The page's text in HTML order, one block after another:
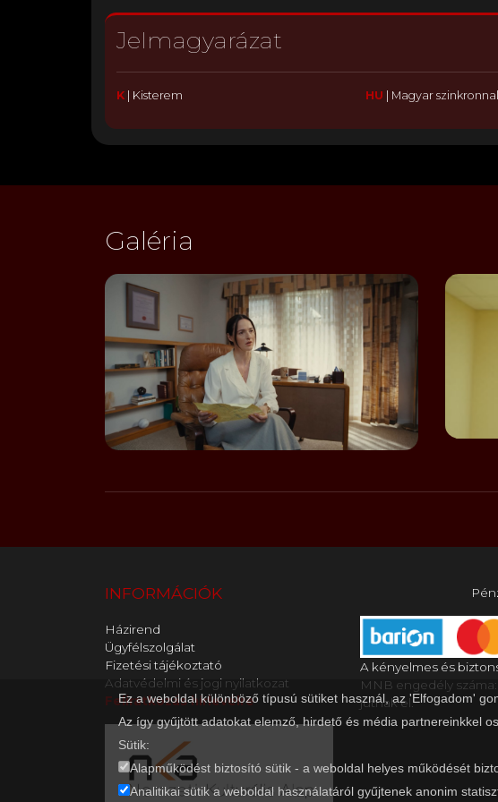
Jelmagyarázat
K| Kisterem HU | Magyar szinkronnal
Galéria
Ez a weboldal különböző típusú sütiket használ, az 'Elfogadom'
Az így gyűjtött adatokat elemző, hirdető és média partnereinkkel
Sütik:
Alapműködést biztosító sütik - a weboldal helyes működését
Analitikai sütik a weboldal használatáról gyűjtenek anonim
INFORMÁCIÓK
Házirend
Ügyfélszolgálat
Fizetési tájékoztató
Adatvédelmi és jogi nyilatkozat
Feliratkozás hírlevélre
A kényelmes és
MNB engedély
jutnak el.